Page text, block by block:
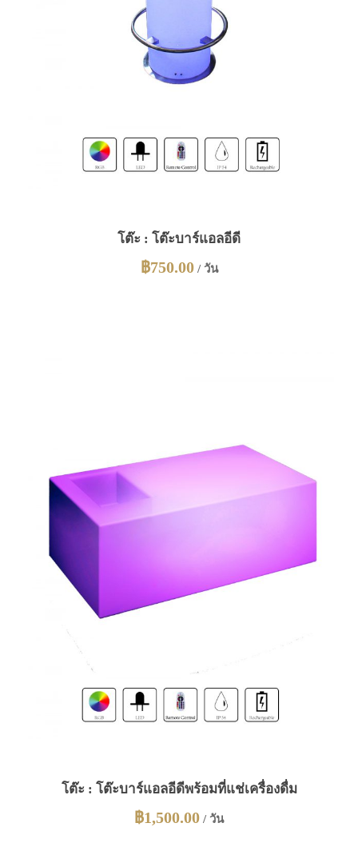
โต๊ะ : โต๊ะบาร์แอลอีดี
฿750.00/ วัน
โต๊ะ : โต๊ะบาร์แอลอีดีพร้อมที่แช่เครื่องดื่ม
฿1,500.00 / วัน